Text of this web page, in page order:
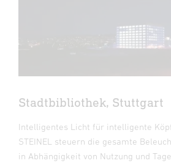
Stadtbibliothek, Stuttgart
Intelligentes Licht für intelligente
STEINEL steuern die gesamte
in Abhängigkeit von Nutzung und